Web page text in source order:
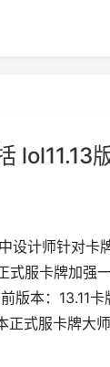
lol11.13
设计师针对卡
服卡牌加强
版本：13.11
式服卡牌大